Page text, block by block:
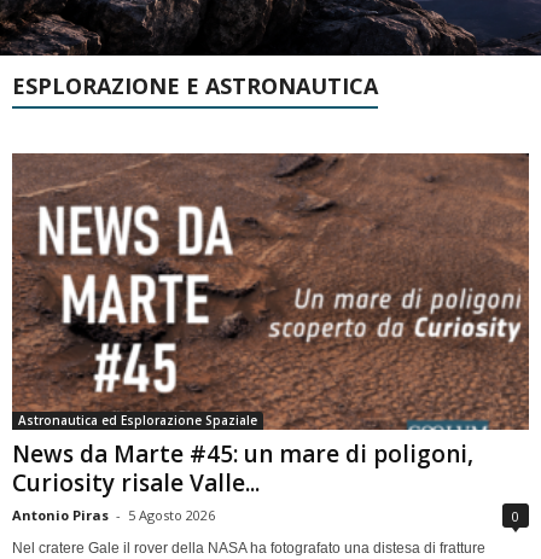
ESPLORAZIONE E ASTRONAUTICA
Astronautica ed Esplorazione Spaziale
News da Marte #45: un mare di poligoni,
Curiosity risale Valle...
Antonio Piras - 5 Agosto 2026 0
Nel cratere Gale il rover della NASA ha fotografato una distesa di fratture